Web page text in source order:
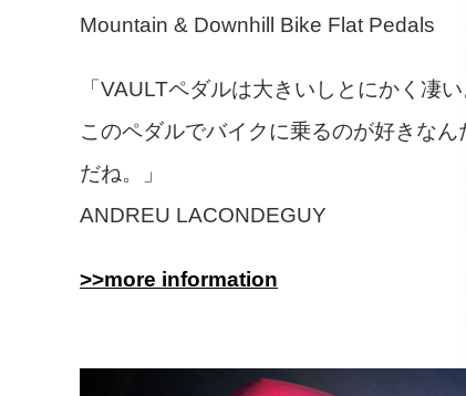
Mountain & Downhill Bike Flat Pedals
「VAULTペダルは大きいしとにかく凄
このペダルでバイクに乗るのが好きなん
だね。」
ANDREU LACONDEGUY
>>more information